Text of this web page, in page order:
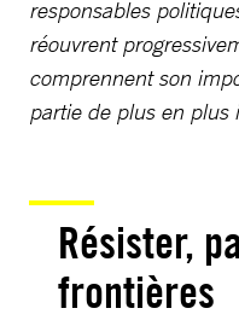
responsables
réouvrent
comprennent son
partie de plus en plus
Résister,
frontières